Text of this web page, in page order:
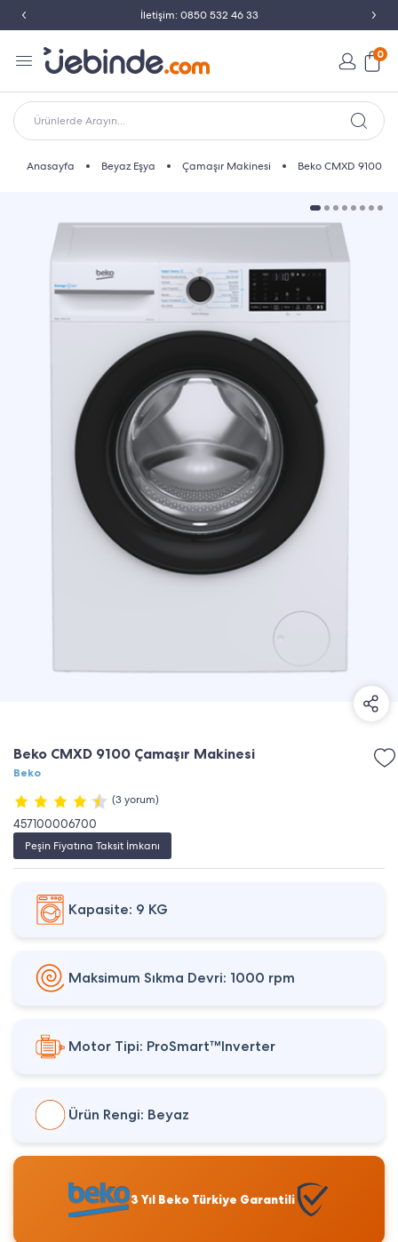
İletişim: 0850 532 46 33
0
Ürünlerde Arayın...
Anasayfa Beyaz Eşya Çamaşır Makinesi Beko CMXD 9100
Beko CMXD 9100 Çamaşır Makinesi
Beko
(3 yorum)
457100006700
Peşin Fiyatına Taksit İmkanı
Kapasite: 9 KG
Maksimum Sıkma Devri: 1000 rpm
Motor Tipi: ProSmart™Inverter
Ürün Rengi: Beyaz
3 Yıl Beko Türkiye Garantili